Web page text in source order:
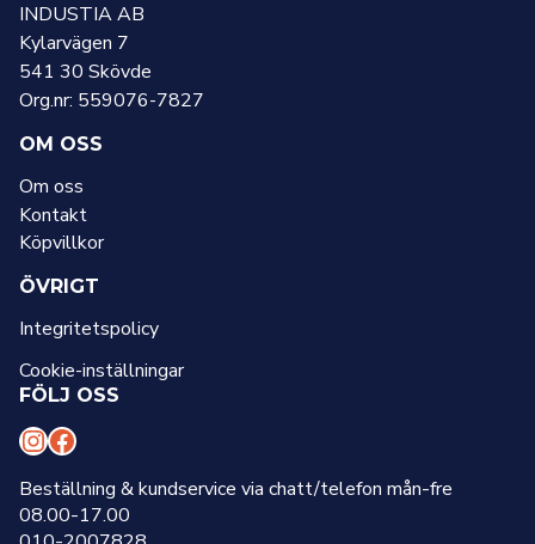
INDUSTIA AB
Kylarvägen 7
541 30 Skövde
Org.nr: 559076-7827
OM OSS
Om oss
Kontakt
Köpvillkor
ÖVRIGT
Integritetspolicy
Cookie-inställningar
FÖLJ OSS
I
n
s
F
a
c
Beställning & kundservice via chatt/telefon mån-fre
08.00-17.00